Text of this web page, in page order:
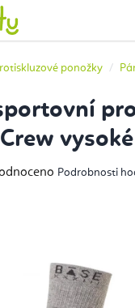
ponožky
Podrobnosti